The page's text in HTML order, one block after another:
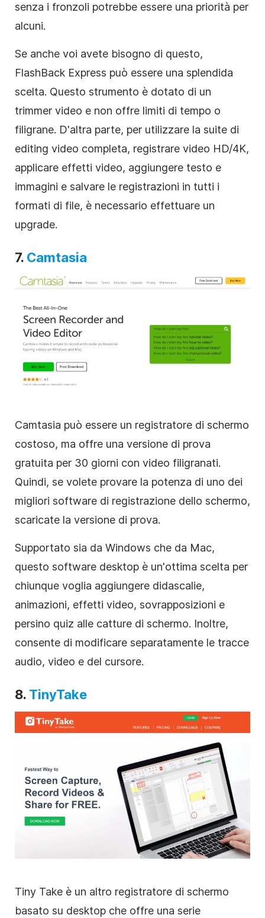
senza i fronzoli potrebbe essere una priorità per
alcuni.
Se anche voi avete bisogno di questo,
FlashBack Express può essere una splendida
scelta. Questo strumento è dotato di un
trimmer video e non offre limiti di tempo o
filigrane. D'altra parte, per utilizzare la suite di
editing video completa, registrare video HD/4K,
applicare effetti video, aggiungere testo e
immagini e salvare le registrazioni in tutti i
formati di file, è necessario effettuare un
upgrade.
7. Camtasia
Camtasia può essere un registratore di schermo
costoso, ma offre una versione di prova
gratuita per 30 giorni con video filigranati.
Quindi, se volete provare la potenza di uno dei
migliori software di registrazione dello schermo,
scaricate la versione di prova.
Supportato sia da Windows che da Mac,
questo software desktop è un'ottima scelta per
chiunque voglia aggiungere didascalie,
animazioni, effetti video, sovrapposizioni e
persino quiz alle catture di schermo. Inoltre,
consente di modificare separatamente le tracce
audio, video e del cursore.
8. TinyTake
Tiny Take è un altro registratore di schermo
basato su desktop che offre una serie